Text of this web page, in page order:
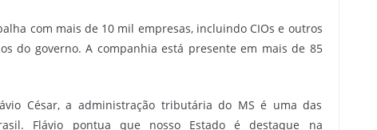
com mais de 10 mil empresas, incluindo CIOs e outros
do governo. A companhia está presente em mais de 85
César, a administração tributária do MS é uma das
Flávio pontua que nosso Estado é destaque na